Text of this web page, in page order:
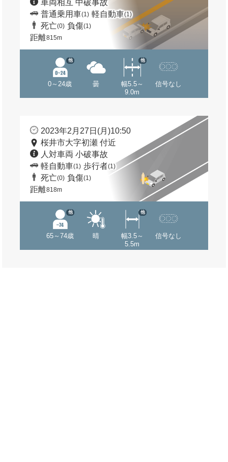
車両相互 中破事故
普通乗用車(1) 軽自動車(1)
死亡(0) 負傷(1)
距離815m
0～24歳
他
曇
幅5.5～
9.0m
他
信号なし
2023年2月27日(月)10:50
桜井市大字初瀬 付近
人対車両 小破事故
軽自動車(1) 歩行者(1)
死亡(0) 負傷(1)
距離818m
65～74歳
他
晴
幅3.5～
5.5m
他
信号なし